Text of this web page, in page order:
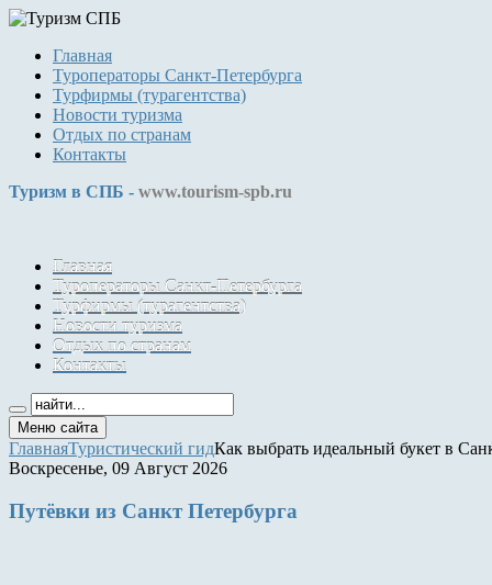
Главная
Туроператоры Санкт-Петербурга
Турфирмы (турагентства)
Новости туризма
Отдых по странам
Контакты
Туризм в СПБ - www.tourism-spb.ru
Главная
Туроператоры Санкт-Петербурга
Турфирмы (турагентства)
Новости туризма
Отдых по странам
Контакты
Меню сайта
ГлавнаяТуристический гидКак выбрать идеальный букет в
Воскресенье, 09 Август 2026
Путёвки из Санкт Петербурга